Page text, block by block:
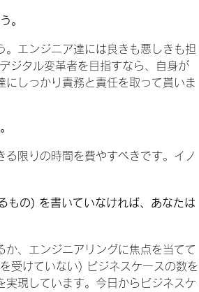
。
エンジニア達には良きも悪しきも担
ジタル変革者を目指すなら、自身が
しっかり責務と責任を取って貰いま
限りの時間を費やすべきです。イノ
もの) を書いていなければ、あなたは
、エンジニアリングに焦点を当てて
受けていない) ビジネスケースの数を
現しています。今日からビジネスケ